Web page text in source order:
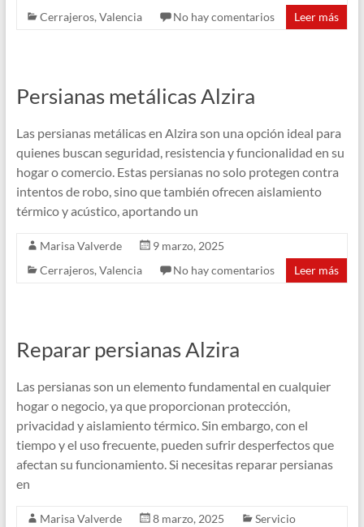
Cerrajeros, Valencia No hay comentarios Leer más
Persianas metálicas Alzira
Las persianas metálicas en Alzira son una opción ideal para
quienes buscan seguridad, resistencia y funcionalidad en su
hogar o comercio. Estas persianas no solo protegen contra
intentos de robo, sino que también ofrecen aislamiento
térmico y acústico, aportando un
Marisa Valverde
9 marzo, 2025
Cerrajeros, Valencia No hay comentarios Leer más
Reparar persianas Alzira
Las persianas son un elemento fundamental en cualquier
hogar o negocio, ya que proporcionan protección,
privacidad y aislamiento térmico. Sin embargo, con el
tiempo y el uso frecuente, pueden sufrir desperfectos que
afectan su funcionamiento. Si necesitas reparar persianas
en
Marisa Valverde 8 marzo, 2025
Servicio